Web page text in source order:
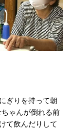
ぎりを持って朝
ゃんが倒れる前
て飲んだりして